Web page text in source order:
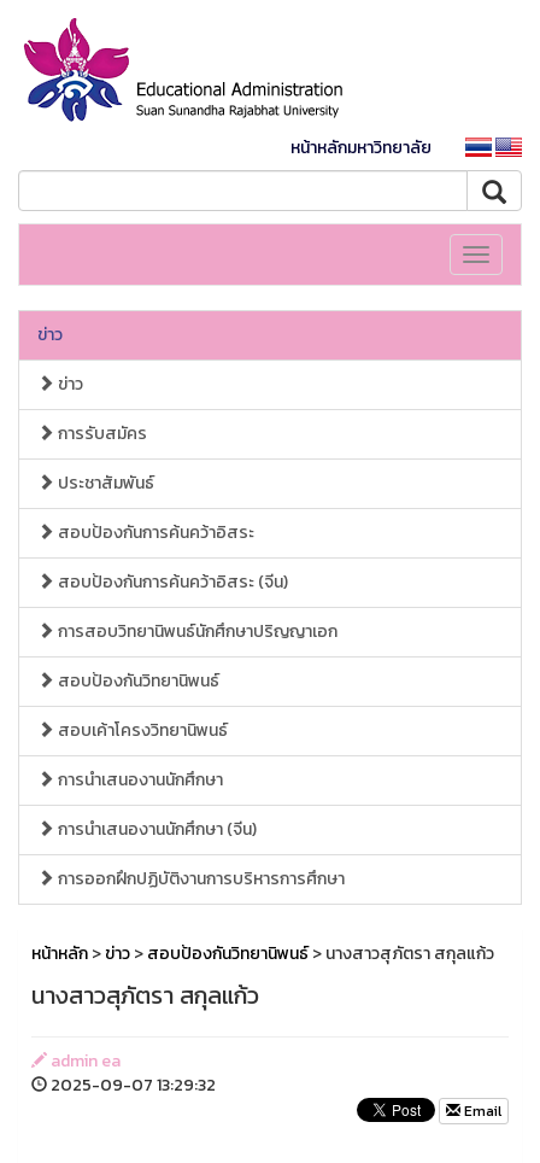
หน้าหลักมหาวิทยาลัย
Toggle
ข่าว
ข่าว
การรับสมัคร
ประชาสัมพันธ์
สอบป้องกันการค้นคว้าอิสระ
สอบป้องกันการค้นคว้าอิสระ (จีน)
การสอบวิทยานิพนธ์นักศึกษาปริญญาเอก
สอบป้องกันวิทยานิพนธ์
สอบเค้าโครงวิทยานิพนธ์
การนำเสนองานนักศึกษา
การนำเสนองานนักศึกษา (จีน)
การออกฝึกปฏิบัติงานการบริหารการศึกษา
หน้าหลัก>ข่าว>สอบป้องกันวิทยานิพนธ์> นางสาวสุภัตรา สกุลแก้ว
นางสาวสุภัตรา สกุลแก้ว
admin ea
2025-09-07 13:29:32
Email